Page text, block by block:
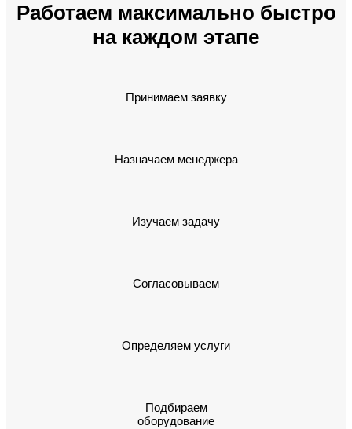
Работаем максимально быстро
на каждом этапе
Принимаем заявку
Назначаем менеджера
Изучаем задачу
Согласовываем
Определяем услуги
Подбираем
оборудование